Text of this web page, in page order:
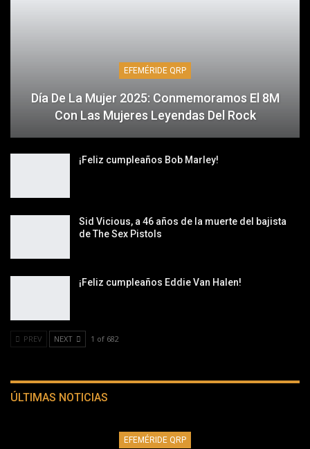
EFEMÉRIDE QRP
Día De La Mujer 2025: Conmemoramos El 8M
Con Las Mujeres Leyendas Del Rock
¡Feliz cumpleaños Bob Marley!
Sid Vicious, a 46 años de la muerte del bajista
de The Sex Pistols
¡Feliz cumpleaños Eddie Van Halen!
PREV NEXT 1 of 682
ÚLTIMAS NOTICIAS
EFEMÉRIDE QRP